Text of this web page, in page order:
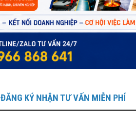
ĐĂNG KÝ NHẬN TƯ VẤN MIỄN PHÍ